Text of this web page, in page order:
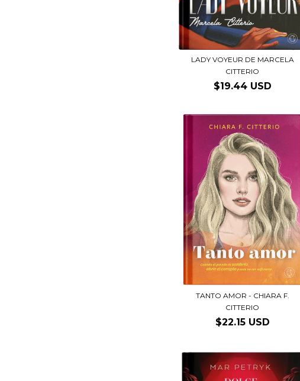
LADY VOYEUR DE MARCELA
CITTERIO
$19.44 USD
TANTO AMOR - CHIARA F.
CITTERIO
$22.15 USD